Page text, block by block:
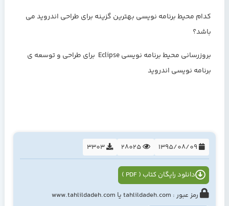
کدام محیط برنامه نویسی بهترین گزینه برای طراحی اندروید می
باشد؟
بروزرسانی محیط برنامه نویسی Eclipse برای طراحی و توسعه ی
برنامه نویسی اندروید
28025
3303
دانلود رایگان کتاب ( PDF )
رمز عبور : tahlildadeh.com یا www.tahlildadeh.com